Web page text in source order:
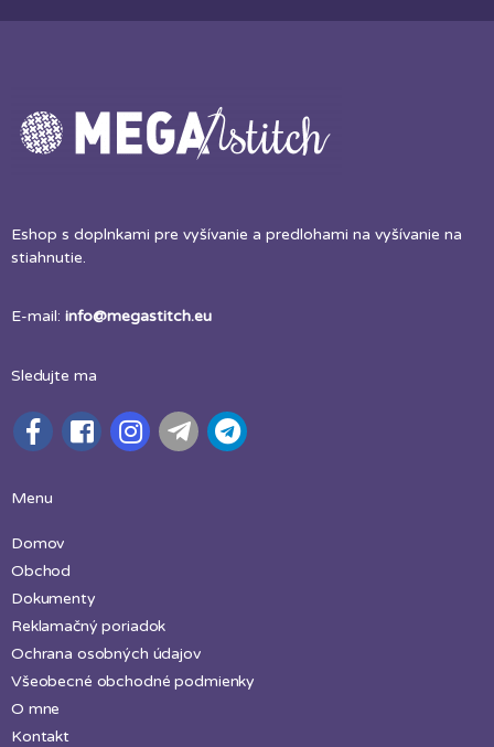
Eshop s doplnkami pre vyšívanie a predlohami na vyšívanie na
stiahnutie.
E-mail: info@megastitch.eu
Sledujte ma
Menu
Domov
Obchod
Dokumenty
Reklamačný poriadok
Ochrana osobných údajov
Všeobecné obchodné podmienky
O mne
Kontakt